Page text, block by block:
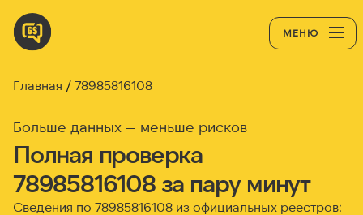
МЕНЮ
Главная 78985816108
Больше данных — меньше рисков
Полная проверка
78985816108 за пару минут
Сведения по 78985816108 из официальных реестров: